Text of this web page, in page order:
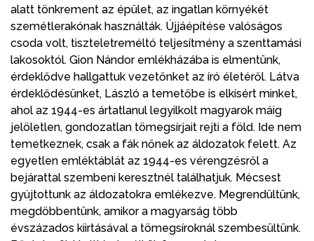
alatt tönkrement az épület, az ingatlan környékét
szemétlerakónak használták. Újjáépítése valóságos
csoda volt, tiszteletreméltó teljesítmény a szenttamási
lakosoktól. Gion Nándor emlékházába is elmentünk,
érdeklődve hallgattuk vezetőnket az író életéről. Látva
érdeklődésünket, László a temetőbe is elkísért minket,
ahol az 1944-es ártatlanul legyilkolt magyarok máig
jelöletlen, gondozatlan tömegsírjait rejti a föld. Ide nem
temetkeznek, csak a fák nőnek az áldozatok felett. Az
egyetlen emléktáblát az 1944-es vérengzésről a
bejárattal szembeni keresztnél találhatjuk. Mécsest
gyújtottunk az áldozatokra emlékezve. Megrendültünk,
megdöbbentünk, amikor a magyarság több
évszázados kiirtásával a tömegsíroknál szembesültünk.